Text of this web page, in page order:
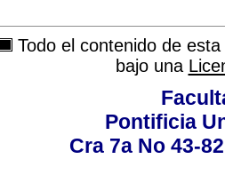
Todo el contenido de
bajo una
Pontificia
Cra 7a No 43-